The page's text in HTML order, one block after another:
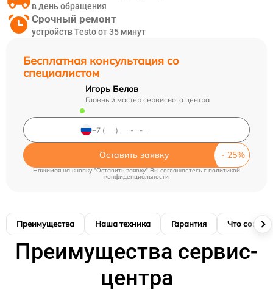
Бесплатная консультация со
специалистом
Игорь Белов
Главный мастер сервисного центра
Оставить заявку
Нажимая на кнопку "Оставить заявку" Вы соглашаетесь cполитикой
конфиденциальности
в день обращения
Срочный ремонт
устройств Testo от 35 минут
Преимущества Наша техника Гарантия Что
Преимущества сервис-
центра